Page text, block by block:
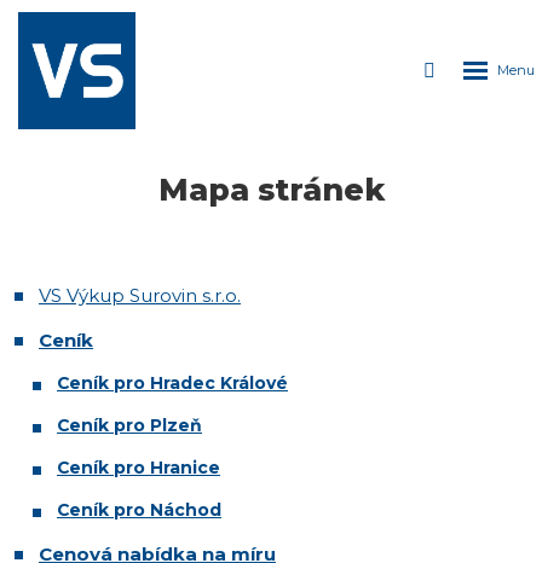
ROZDÁVÁME
PIVO
Každých 150kg
kovu
Mapa stránek
VS Výkup Surovin s.r.o.
Ceník
Ceník pro Hradec Králové
Ceník pro Plzeň
Ceník pro Hranice
Ceník pro Náchod
Cenová nabídka na míru